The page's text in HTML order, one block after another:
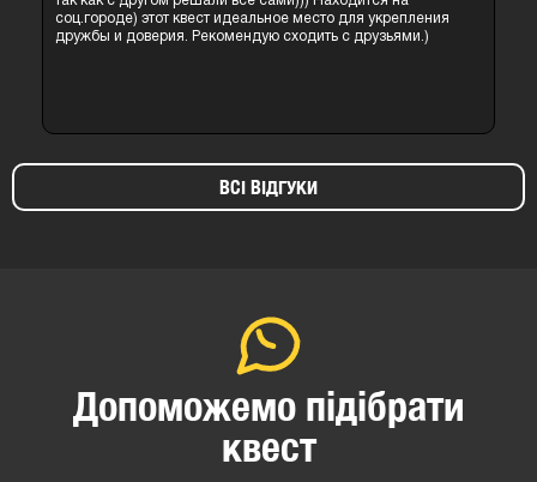
любите пошевелить мозгами и не боитесь темноты с
Джокером - рекомендую посетить! Организация на высоком
уровне!Спасибо за игру очень понравилось)
ВСІ ВІДГУКИ
Допоможемо підібрати
квест